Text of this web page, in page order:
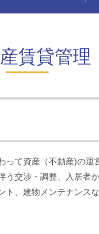
賃貸管理
って資産（不動産)の
う交渉・調整、入居者
ト、建物メンテナンス